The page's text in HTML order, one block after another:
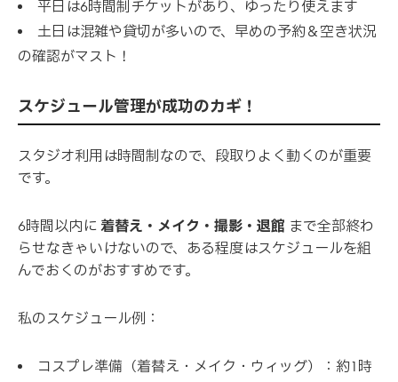
平日は6時間制チケットがあり、ゆったり使えます
土日は混雑や貸切が多いので、早めの予約＆空き状況
の確認がマスト！
スケジュール管理が成功のカギ！
スタジオ利用は時間制なので、段取りよく動くのが重要
です。
6時間以内に 着替え・メイク・撮影・退館 まで全部終わ
らせなきゃいけないので、ある程度はスケジュールを組
んでおくのがおすすめです。
私のスケジュール例：
コスプレ準備（着替え・メイク・ウィッグ）：約1時